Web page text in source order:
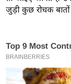
रा
ज
ट
जुड़ी कुछ रोचक